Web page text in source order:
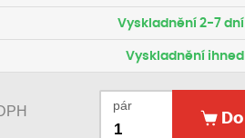
Vyskladnění 2-7 dní
Vyskladnění ihned
Vyskladnění ihned
Vyskladnění ihned
pár